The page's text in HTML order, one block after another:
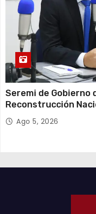
Seremi de Gobierno
Reconstrucción
y el empleo en
Ago 5, 2026